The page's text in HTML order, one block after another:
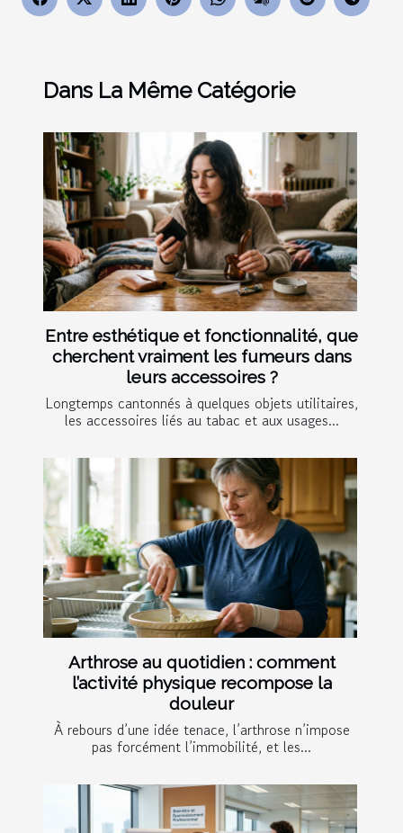
Dans La Même Catégorie
Entre esthétique et fonctionnalité, que
cherchent vraiment les fumeurs dans
leurs accessoires ?
Longtemps cantonnés à quelques objets utilitaires,
les accessoires liés au tabac et aux usages...
Arthrose au quotidien : comment
l’activité physique recompose la
douleur
À rebours d’une idée tenace, l’arthrose n’impose
pas forcément l’immobilité, et les...